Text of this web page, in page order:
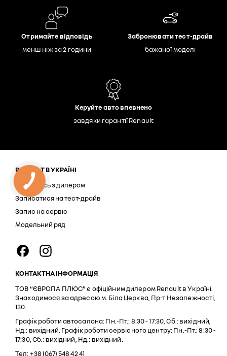
Отримайте відповідь
менш ніж за 2 години
Забронювати тест-драйв
бажаної моделі
Керуйте авто впевнено
завдяки гарантії Renault
RENAULT В УКРАЇНІ
Зв'язатись з дилером
Записатися на тест-драйв
Запис на сервіс
Модельний ряд
КОНТАКТНА ІНФОРМАЦІЯ
ТОВ “ЄВРОПА ПЛЮС” є офіційним дилером Renault в Україні.
Знаходимося за адресою м. Біла Церква, Пр-т Незалежності,
130.
Графік роботи автосалона: Пн.-Пт.: 8:30 - 17:30, Сб.: вихідний,
Нд.: вихідний. Графік роботи сервісного центру: Пн.-Пт.: 8:30 -
17:30, Сб.: вихідний, Нд.: вихідний.
Тел: +38 (067) 548 42 41